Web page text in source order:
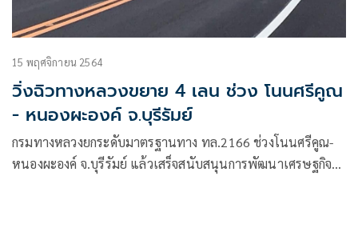
15 พฤศจิกายน 2564
วิ่งฉิวทางหลวงขยาย 4 เลน ช่วง โนนศรีคูณ
- หนองผะองค์ จ.บุรีรัมย์
กรมทางหลวงยกระดับมาตรฐานทาง ทล.2166 ช่วงโนนศรีคูณ-
หนองผะองค์ จ.บุรีรัมย์ แล้วเสร็จสนับสนุนการพัฒนาเศรษฐกิจ